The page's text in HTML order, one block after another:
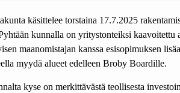
käsittelee torstaina 17.7.2025
kunnalla on yritystonteiksi
maanomistajan kanssa esisopimuksen
myydä alueet edelleen Broby Boardille.
kyse on merkittävästä teollisesta